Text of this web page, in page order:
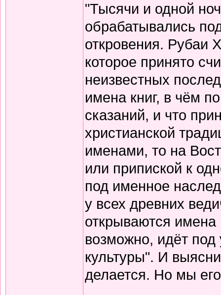
"Тысячи и одной
обрабатывались
откровения. Рубаи
которое принято
неизвестных
имена книг, в чём
сказаний, и что
христианской
именами, то на
или припиской к
под именное
у всех древних
открываются имена
возможно, идёт под
культуры". И
делается. Но мы